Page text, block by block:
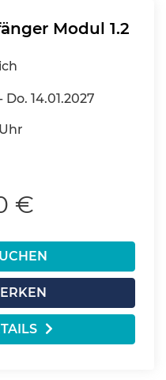
Modul 1.2
Do. 14.01.2027
€